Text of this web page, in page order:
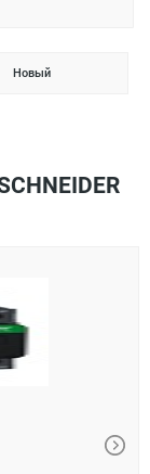
Новый